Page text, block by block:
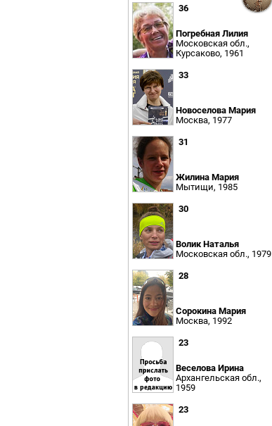
36
Погребная Лилия
Московская обл.,
Курсаково, 1961
33
Новоселова Мария
Москва, 1977
31
Жилина Мария
Мытищи, 1985
30
Волик Наталья
Московская обл., 1979
28
Сорокина Мария
Москва, 1992
23
Веселова Ирина
Архангельская обл.,
1959
23